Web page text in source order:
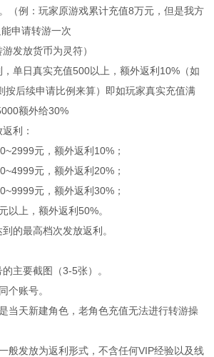
（例：玩家原游戏累计充值8万元，但是我方
申请转游一次
发放货币为灵符）
单日真实充值500以上，额外返利10%（如
按后续申请比例来算）即如玩家真实充值满
额外给30%
利：
元，额外返利10%；
元，额外返利20%；
元，额外返利30%；
以上，额外返利50%。
的最高档次发放返利。
主要截图（3-5张）。
个账号。
当天新建角色，老角色充值无法进行转游操
般发放为返利形式，不含任何VIP经验以及线